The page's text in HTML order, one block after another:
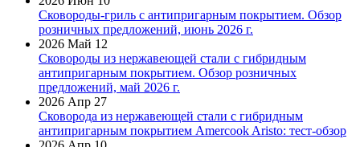
Сковороды-гриль с антипригарным покрытием. Обзор
розничных предложений, июнь 2026 г.
2026 Май 12
Сковороды из нержавеющей стали с гибридным
антипригарным покрытием. Обзор розничных
предложений, май 2026 г.
2026 Апр 27
Сковорода из нержавеющей стали с гибридным
антипригарным покрытием Amercook Aristo: тест-обзор